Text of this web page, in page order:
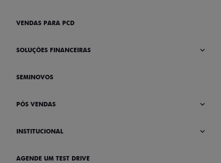
VENDAS PARA PCD
SOLUÇÕES FINANCEIRAS
SEMINOVOS
PÓS VENDAS
INSTITUCIONAL
AGENDE UM TEST DRIVE